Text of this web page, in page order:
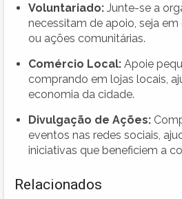
Voluntariado: Junte-se a
necessitam de apoio, seja
ou ações comunitárias.
Comércio Local: Apoie
comprando em lojas locais,
economia da cidade.
Divulgação de Ações:
eventos nas redes sociais,
iniciativas que beneficiem a
Relacionados